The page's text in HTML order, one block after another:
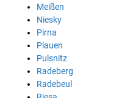
Meißen
Niesky
Pirna
Plauen
Pulsnitz
Radeberg
Radebeul